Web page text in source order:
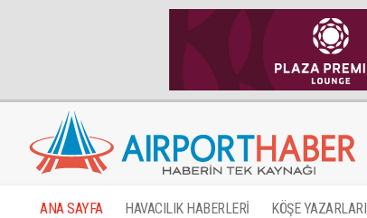
ANA SAYFA HAVACILIK HABERLERİ KÖŞE YAZARLARI